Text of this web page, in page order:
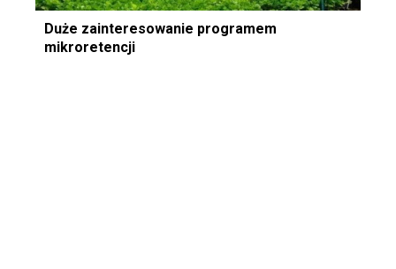
Duże zainteresowanie programem
mikroretencji